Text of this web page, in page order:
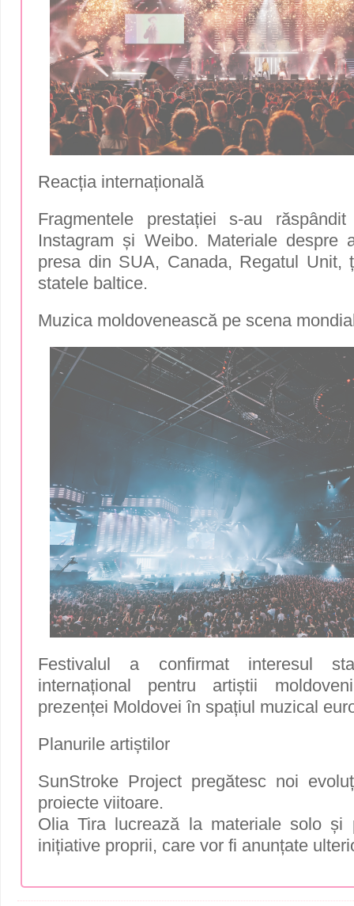
Reacția internațională
Fragmentele prestației s-au
Instagram și Weibo. Materiale despre
presa din SUA, Canada, Regatul Unit,
statele baltice.
Muzica moldovenească pe scena
Festivalul a confirmat interesul
internațional pentru artiștii
prezenței Moldovei în spațiul muzical
Planurile artiștilor
SunStroke Project pregătesc noi
proiecte viitoare.
Olia Tira lucrează la materiale solo și
inițiative proprii, care vor fi anunțate